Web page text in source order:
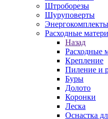
Штроборезы
Шуруповерты
Энергокомплекты
Расходные
Назад
Расходные
Крепление
Пиление и
Буры
Долото
Коронки
Леска
Оснастка